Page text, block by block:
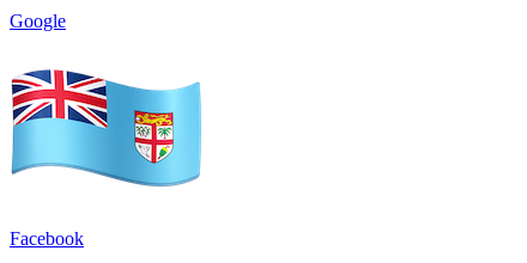
Google
Facebook